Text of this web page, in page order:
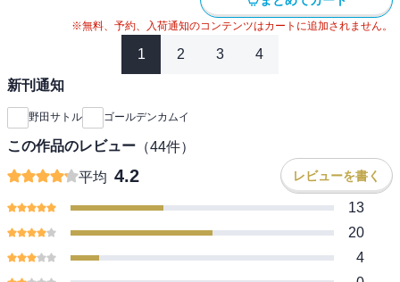
※無料、予約、入荷通知のコンテンツはカートに追加されません。
1 2 3 4
新刊通知
野田サトル ゴールデンカムイ
この作品のレビュー （44件）
平均 4.2 レビューを書く
13
20
4